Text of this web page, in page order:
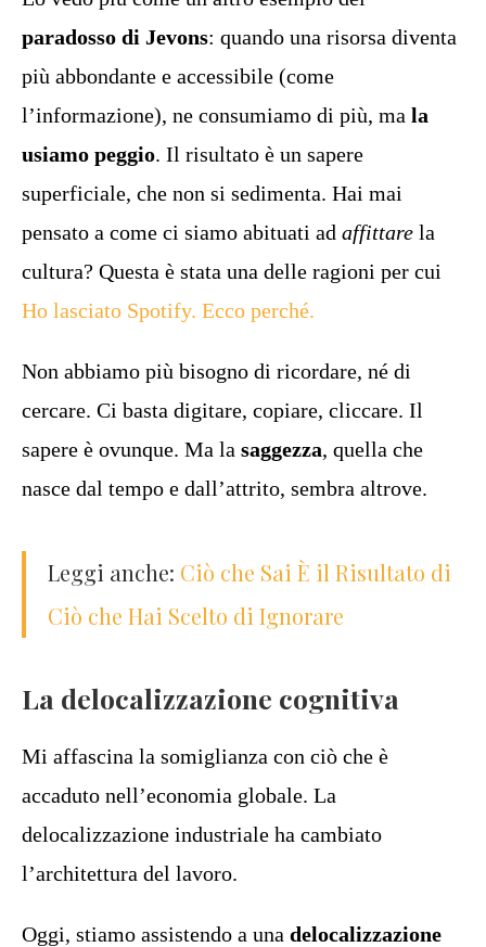
paradosso di Jevons: quando una risorsa diventa
più abbondante e accessibile (come
l’informazione), ne consumiamo di più, ma la
usiamo peggio. Il risultato è un sapere
superficiale, che non si sedimenta. Hai mai
pensato a come ci siamo abituati ad affittare la
cultura? Questa è stata una delle ragioni per cui
Ho lasciato Spotify. Ecco perché.
Non abbiamo più bisogno di ricordare, né di
cercare. Ci basta digitare, copiare, cliccare. Il
sapere è ovunque. Ma la saggezza, quella che
nasce dal tempo e dall’attrito, sembra altrove.
Leggi anche: Ciò che Sai È il Risultato di
Ciò che Hai Scelto di Ignorare
La delocalizzazione cognitiva
Mi affascina la somiglianza con ciò che è
accaduto nell’economia globale. La
delocalizzazione industriale ha cambiato
l’architettura del lavoro.
Oggi, stiamo assistendo a una delocalizzazione